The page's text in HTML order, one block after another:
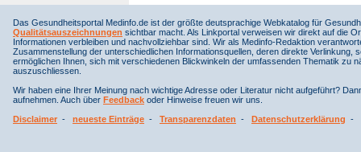
Das Gesundheitsportal Medinfo.de ist der größte deutsprachige Webkatalog für
Qualitätsauszeichnungen sichtbar macht. Als Linkportal verweisen wir direkt auf die
Informationen verbleiben und nachvollziehbar sind. Wir als Medinfo-Redaktion
Zusammenstellung der unterschiedlichen Informationsquellen, deren direkte
ermöglichen Ihnen, sich mit verschiedenen Blickwinkeln der umfassenden Thematik
auszuschliessen.
Wir haben eine Ihrer Meinung nach wichtige Adresse oder Literatur nicht aufgeführt?
aufnehmen. Auch über Feedback oder Hinweise freuen wir uns.
Disclaimer - neueste Einträge - Transparenzdaten - Datenschutzerklärung -